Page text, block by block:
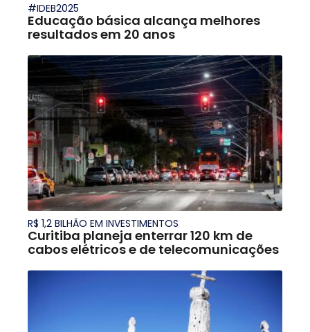
#IDEB2025
Educação básica alcança melhores
resultados em 20 anos
R$ 1,2 BILHÃO EM INVESTIMENTOS
Curitiba planeja enterrar 120 km de
cabos elétricos e de telecomunicações